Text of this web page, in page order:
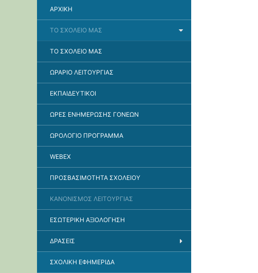
ΑΡΧΙΚΉ
ΤΟ ΣΧΟΛΕΊΟ ΜΑΣ
ΤΟ ΣΧΟΛΕΊΟ ΜΑΣ
ΩΡΆΡΙΟ ΛΕΙΤΟΥΡΓΊΑΣ
ΕΚΠΑΙΔΕΥΤΙΚΟΊ
ΏΡΕΣ ΕΝΗΜΈΡΩΣΗΣ ΓΟΝΈΩΝ
ΩΡΟΛΌΓΙΟ ΠΡΌΓΡΑΜΜΑ
WEBEX
ΠΡΟΣΒΑΣΙΜΌΤΗΤΑ ΣΧΟΛΕΊΟΥ
ΚΑΝΟΝΙΣΜΌΣ ΛΕΙΤΟΥΡΓΊΑΣ
ΕΣΩΤΕΡΙΚΉ ΑΞΙΟΛΌΓΗΣΗ
ΔΡΆΣΕΙΣ
ΣΧΟΛΙΚΉ ΕΦΗΜΕΡΊΔΑ